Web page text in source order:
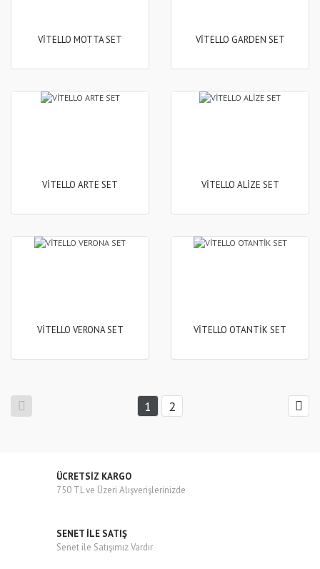
VİTELLO MOTTA SET VİTELLO GARDEN SET
VİTELLO ARTE SET VİTELLO ALİZE SET
VİTELLO VERONA SET VİTELLO OTANTİK SET
1 2
ÜCRETSİZ KARGO
750 TL ve Üzeri Alışverişlerinizde
SENET İLE SATIŞ
Senet ile Satışımız Vardır